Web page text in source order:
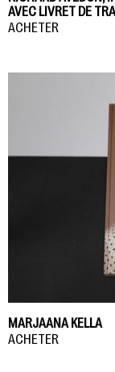
AVEC LIVRET DE
ACHETER
MARJAANA KELLA
ACHETER